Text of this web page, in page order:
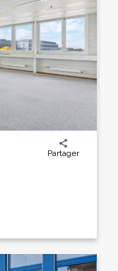
Partager